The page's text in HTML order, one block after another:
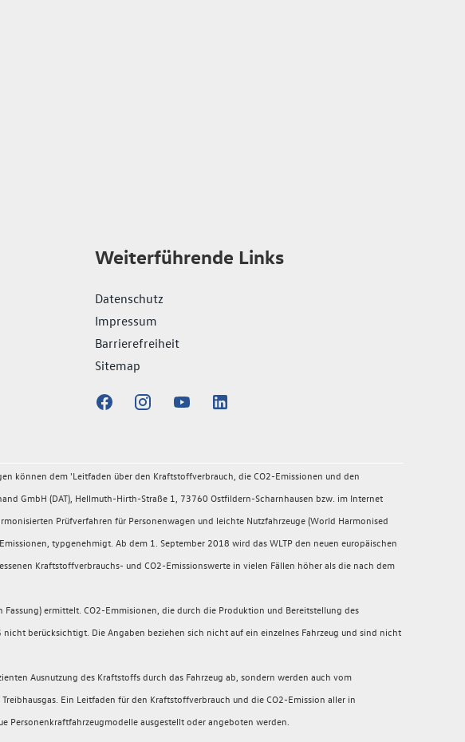
Weiterführende Links
Datenschutz
Impressum
Barrierefreiheit
Sitemap
können dem 'Leitfaden über den Kraftstoffverbrauch, die CO2-Emissionen und den
GmbH (DAT), Hellmuth-Hirth-Straße 1, 73760 Ostfildern-Scharnhausen bzw. im Internet
Prüfverfahren für Personenwagen und leichte Nutzfahrzeuge (World Harmonised
typgenehmigt. Ab dem 1. September 2018 wird das WLTP den neuen europäischen
Kraftstoffverbrauchs- und CO2-Emissionswerte in vielen Fällen höher als die nach dem
ermittelt. CO2-Emmisionen, die durch die Produktion und Bereitstellung des
berücksichtigt. Die Angaben beziehen sich nicht auf ein einzelnes Fahrzeug und sind nicht
Ausnutzung des Kraftstoffs durch das Fahrzeug ab, sondern werden auch vom
Ein Leitfaden für den Kraftstoffverbrauch und die CO2-Emission aller in
ausgestellt oder angeboten werden.